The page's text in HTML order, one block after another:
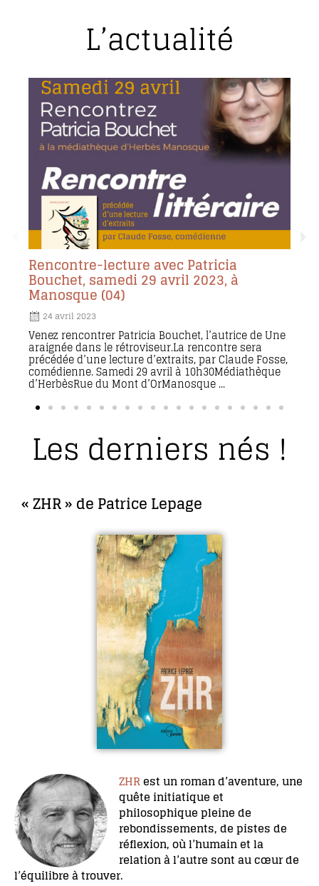
L’actualité
Rencontre-lecture avec Patricia
Bouchet, samedi 29 avril 2023, à
Manosque (04)
24 avril 2023
Venez rencontrer Patricia Bouchet, l’autrice de Une
araignée dans le rétroviseur.La rencontre sera
précédée d’une lecture d’extraits, par Claude Fosse,
comédienne. Samedi 29 avril à 10h30Médiathèque
d’HerbèsRue du Mont d’OrManosque ...
Les derniers nés !
« ZHR » de Patrice Lepage
ZHRest un roman d’aventure, une
quête initiatique et
philosophique pleine de
rebondissements, de pistes de
réflexion, où l’humain et la
relation à l’autre sont au cœur de
l’équilibre à trouver.